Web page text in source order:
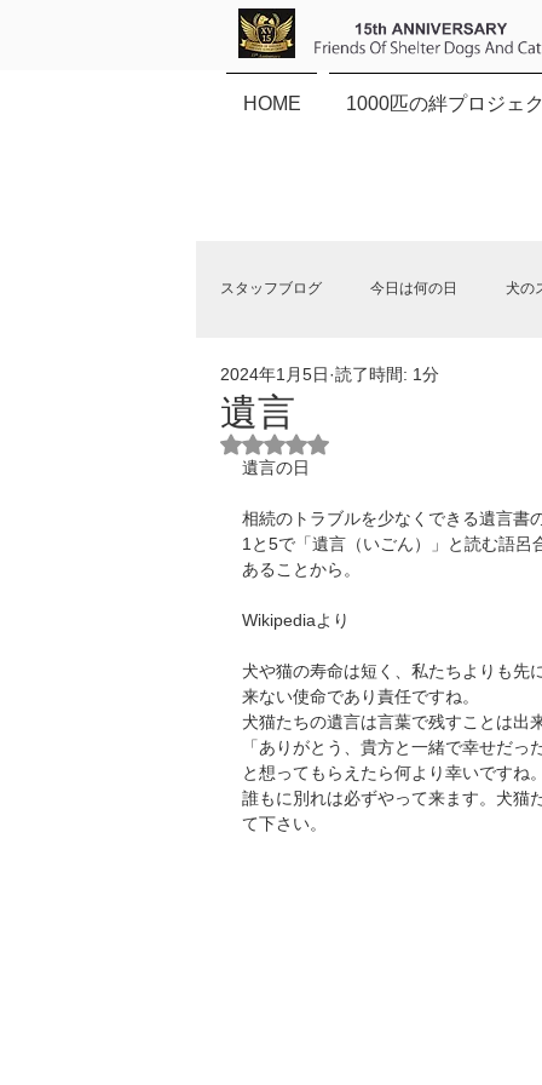
HOME 1000匹の絆プロジェ
スタッフブログ 今日は何の日 犬の
保健所犬猫応援団NEWS
遺言
2024年1月5日 読了時間: 1分
5つ星のうちNaNと評価されていま
遺言の日
相続のトラブルを少なくできる遺言書
1と5で「遺言（いごん）」と読む語
あることから。
Wikipediaより
犬や猫の寿命は短く、私たちよりも先
来ない使命であり責任ですね。
犬猫たちの遺言は言葉で残すことは出
「ありがとう、貴方と一緒で幸せだっ
と想ってもらえたら何より幸いですね
誰もに別れは必ずやって来ます。犬猫
て下さい。